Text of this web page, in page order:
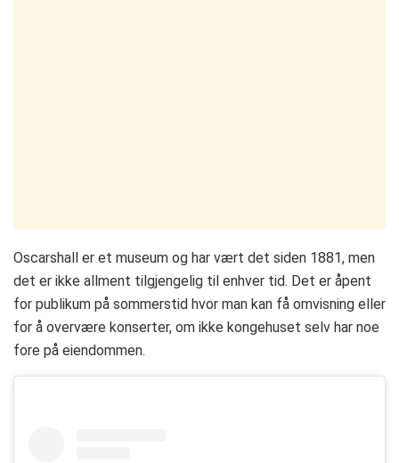
Oscarshall er et museum og har vært det siden 1881, men
det er ikke allment tilgjengelig til enhver tid. Det er åpent
for publikum på sommerstid hvor man kan få omvisning eller
for å overvære konserter, om ikke kongehuset selv har noe
fore på eiendommen.